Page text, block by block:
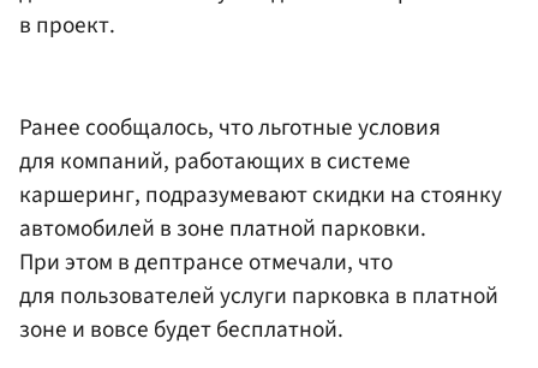
в проект.
Ранее сообщалось, что льготные условия
для компаний, работающих в системе
каршеринг, подразумевают скидки на стоянку
автомобилей в зоне платной парковки.
При этом в дептрансе отмечали, что
для пользователей услуги парковка в платной
зоне и вовсе будет бесплатной.